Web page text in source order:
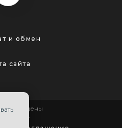
и обмен
сайта
защищены